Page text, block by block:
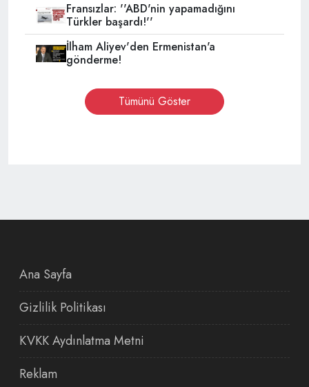
Fransızlar: ''ABD'nin yapamadığını
Türkler başardı!''
İlham Aliyev'den Ermenistan'a
gönderme!
Tümünü Göster
Ana Sayfa
Gizlilik Politikası
KVKK Aydınlatma Metni
Reklam